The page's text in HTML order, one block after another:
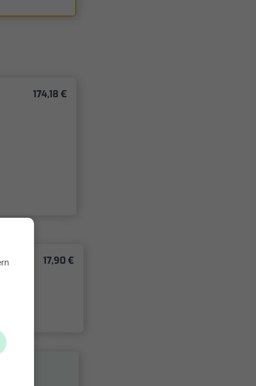
174,18 €
17,90 €